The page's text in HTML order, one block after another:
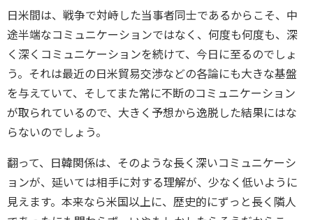
日米間は、戦争で対峙した当事者同士であるからこそ、 中
途半端なコミュニケーションではなく、何度も何度も、 深
く深くコミュニケーションを続けて、今日に至るのでしょ
う。 それは最近の日米貿易交渉などの各論にも大きな基盤
を与えていて、 そしてまた常に不断のコミュニケーション
が取られているので、 大きく予想から逸脱した結果にはな
らないのでしょう。
翻って、日韓関係は、そのような長く深いコミュニケーシ
ョンが、 延いては相手に対する理解が、少なく低いように
見えます。 本来なら米国以上に、歴史的にずっと長く隣人